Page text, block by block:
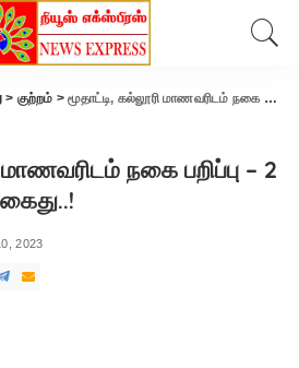
> குற்றம் >மூதாட்டி, கல்லூரி மாணவரிடம் நகை பறிப்பு – 2 கொள்ளையர்கள் கைது..!
மாணவரிடம் நகை பறிப்பு – 2
2023